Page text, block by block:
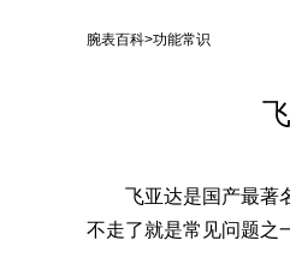
腕表百科>功能常识
飞亚达是国产最著
不走了就是常见问题之